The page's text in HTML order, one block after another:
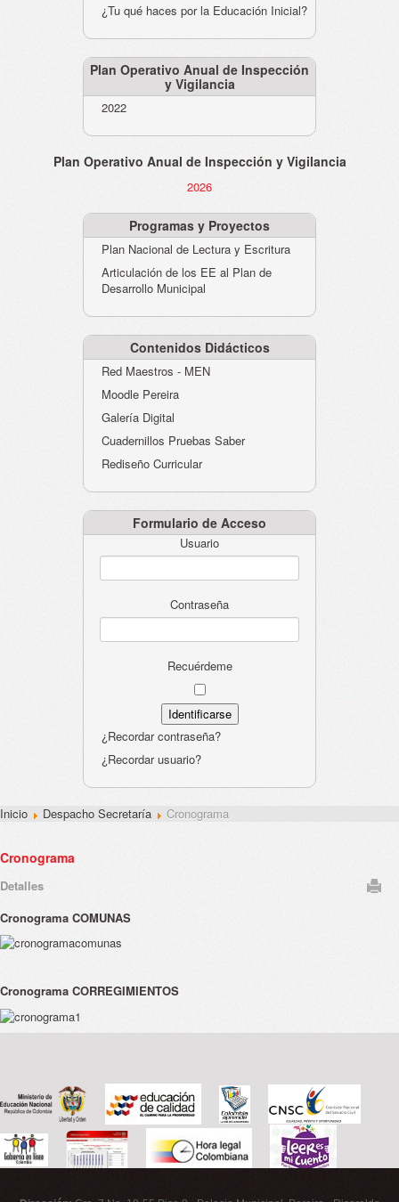
¿Tu qué haces por la Educación Inicial?
Plan Operativo Anual de Inspección
y Vigilancia
2022
Plan Operativo Anual de Inspección y Vigilancia
2026
Programas y Proyectos
Plan Nacional de Lectura y Escritura
Articulación de los EE al Plan de
Desarrollo Municipal
Contenidos Didácticos
Red Maestros - MEN
Moodle Pereira
Galería Digital
Cuadernillos Pruebas Saber
Rediseño Curricular
Formulario de Acceso
Usuario
Contraseña
Recuérdeme
¿Recordar contraseña?
¿Recordar usuario?
Inicio Despacho Secretaría Cronograma
Cronograma
Detalles
Cronograma COMUNAS
Cronograma CORREGIMIENTOS